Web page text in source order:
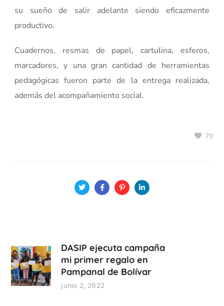
su sueño de salir adelante siendo eficazmente
productivo.
Cuadernos, resmas de papel, cartulina, esferos,
marcadores, y una gran cantidad de herramientas
pedagógicas fueron parte de la entrega realizada,
además del acompañamiento social.
79
DASIP ejecuta campaña
mi primer regalo en
Pampanal de Bolívar
junio 2, 2022